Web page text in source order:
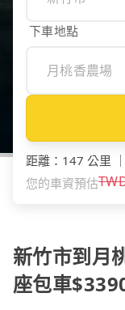
下車地點
距離 ： 147 公里 ｜
您的車資預估
新竹市到月
座包車